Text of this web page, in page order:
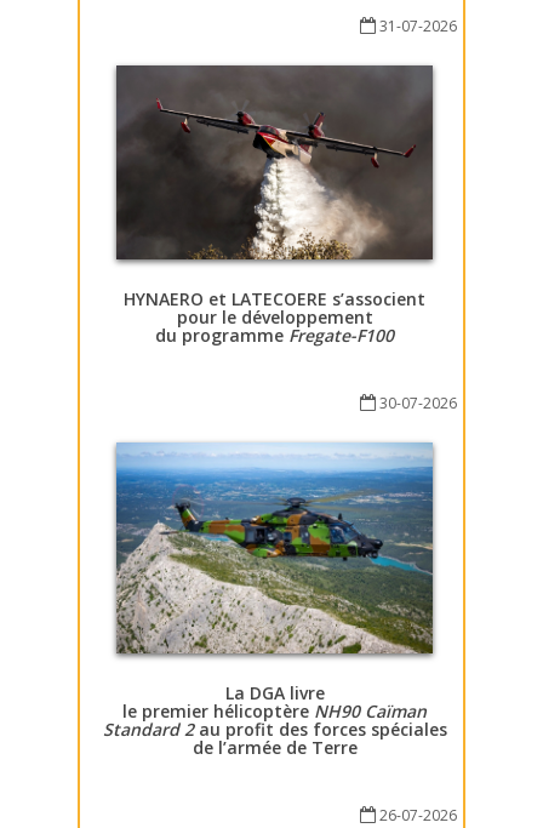
31-07-2026
HYNAERO et LATECOERE s’associent
pour le développement
du programme Fregate-F100
30-07-2026
La DGA livre
le premier hélicoptère NH90 Caïman
Standard 2au profit des forces spéciales
de l’armée de Terre
26-07-2026